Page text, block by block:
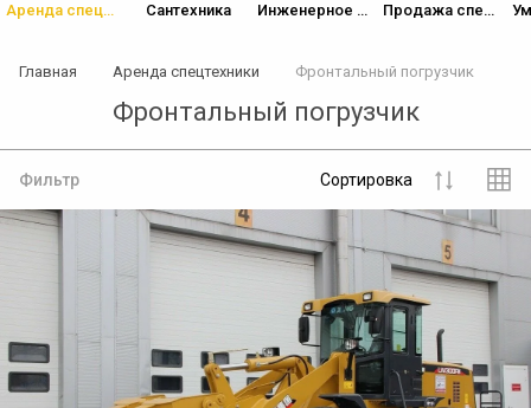
Аренда спецтехники Сантехника Инженерное оборудование Продажа спецтехники
Главная Аренда спецтехники Фронтальный погрузчик
Фронтальный погрузчик
Фильтр Сортировка